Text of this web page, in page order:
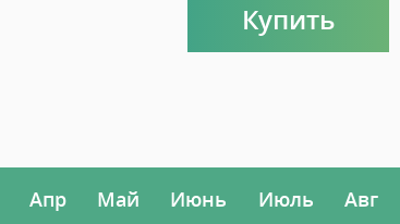
Купить
Апр Май Июнь Июль Авг